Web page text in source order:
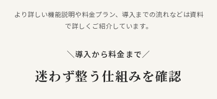
より詳しい機能説明や料金プラン、 導入までの流れなどは資料
で詳しくご紹介しています。
＼導入から料金まで／
迷わず整う仕組みを確認